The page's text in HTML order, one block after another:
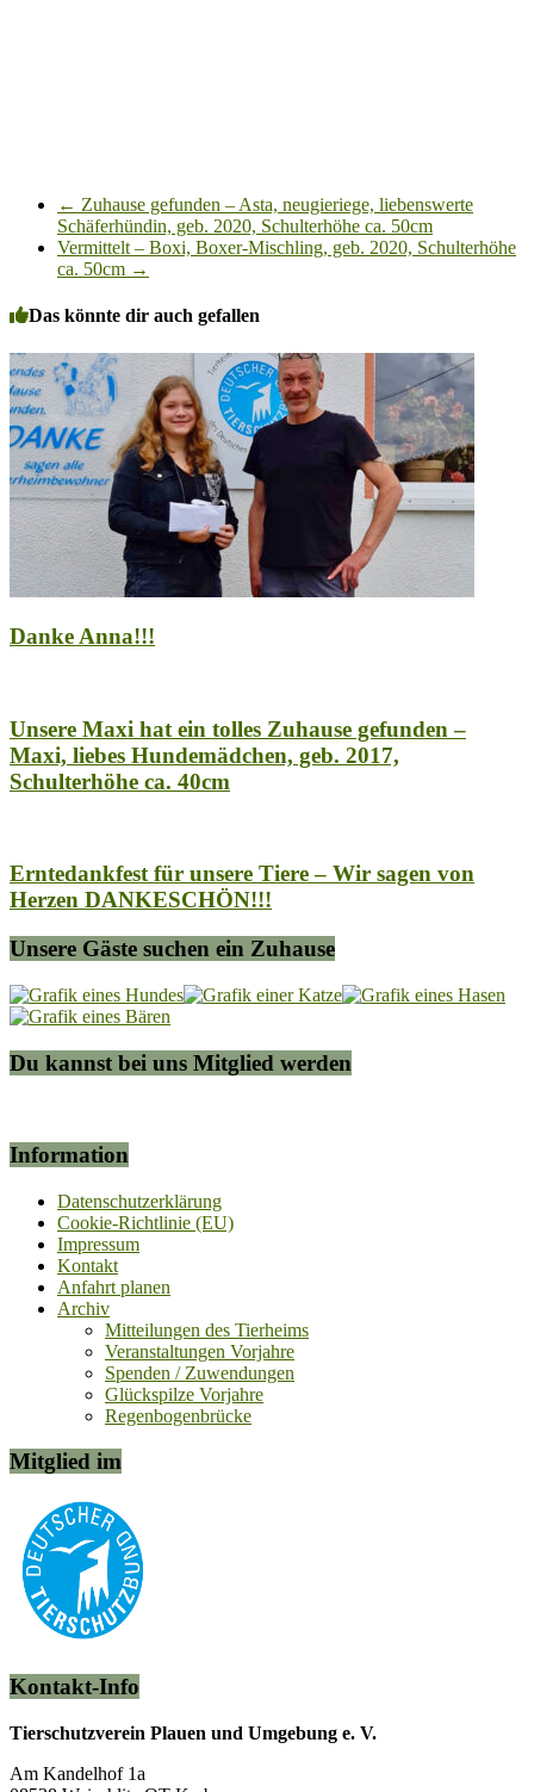
← Zuhause gefunden – Asta, neugieriege, liebenswerte
Schäferhündin, geb. 2020, Schulterhöhe ca. 50cm
Vermittelt – Boxi, Boxer-Mischling, geb. 2020, Schulterhöhe
ca. 50cm →
Das könnte dir auch gefallen
Danke Anna!!!
Unsere Maxi hat ein tolles Zuhause gefunden –
Maxi, liebes Hundemädchen, geb. 2017,
Schulterhöhe ca. 40cm
Erntedankfest für unsere Tiere – Wir sagen von
Herzen DANKESCHÖN!!!
Unsere Gäste suchen ein Zuhause
Du kannst bei uns Mitglied werden
Information
Datenschutzerklärung
Cookie-Richtlinie (EU)
Impressum
Kontakt
Anfahrt planen
Archiv
Mitteilungen des Tierheims
Veranstaltungen Vorjahre
Spenden / Zuwendungen
Glückspilze Vorjahre
Regenbogenbrücke
Mitglied im
Kontakt-Info
Tierschutzverein Plauen und Umgebung e. V.
Am Kandelhof 1a